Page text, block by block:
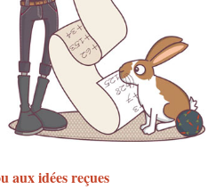
aux idées reçues